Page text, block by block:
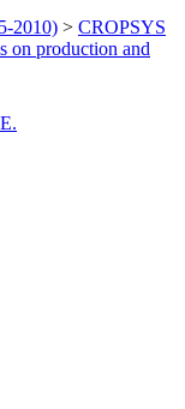
2010) > CROPSYS
on production and